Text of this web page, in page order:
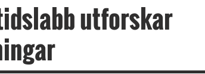
utforskar